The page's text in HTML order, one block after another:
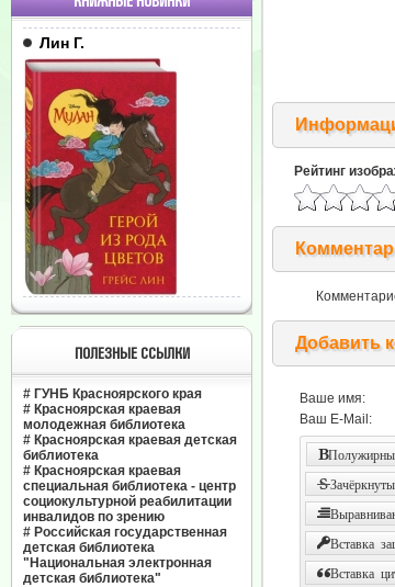
Лин Г.
ПОЛЕЗНЫЕ ССЫЛКИ
# ГУНБ Красноярского края
# Красноярская краевая
молодежная библиотека
# Красноярская краевая детская
библиотека
# Красноярская краевая
специальная библиотека - центр
социокультурной реабилитации
инвалидов по зрению
# Российская государственная
детская библиотека
"Национальная электронная
детская библиотека"
Рейтинг
Добавить
Ваше имя:
Ваш E-Mail:
Вставка
Вставка